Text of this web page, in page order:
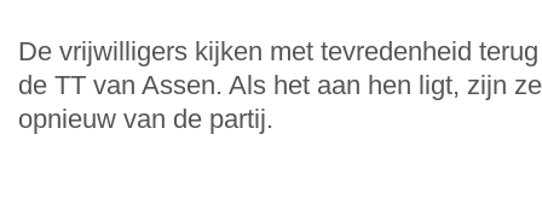
De vrijwilligers kijken met tevredenheid
de TT van Assen. Als het aan hen ligt, zijn
opnieuw van de partij.